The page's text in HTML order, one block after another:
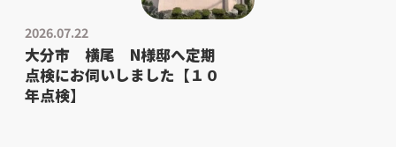
2026.07.22
大分市 横尾 N様邸へ定期
点検にお伺いしました【１０
年点検】